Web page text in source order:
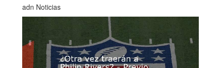
adn Noticias